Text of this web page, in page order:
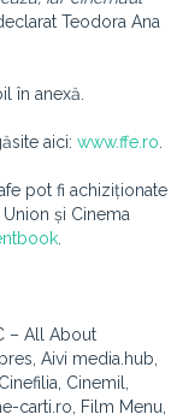
Teodora Ana
în anexă.
aici: www.ffe.ro
pot fi achiziționate
și Cinema
– All About
Aivi media.hub,
Cinemil,
carti.ro, Film Menu,